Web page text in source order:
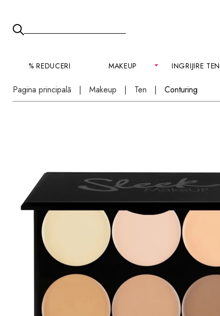
% REDUCERI MAKEUP INGRIJIRE TEN
Pagina principală Makeup Ten Conturing